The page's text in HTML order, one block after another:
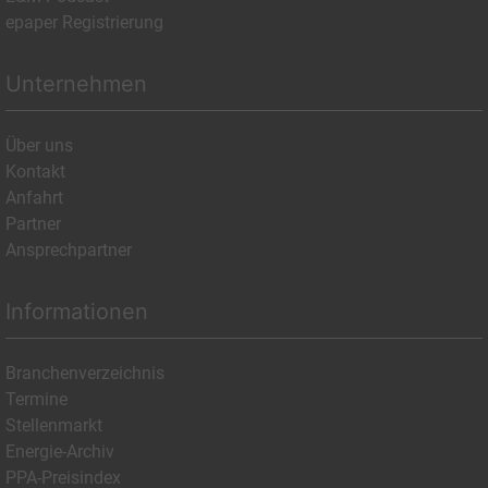
epaper Registrierung
Unternehmen
Über uns
Kontakt
Anfahrt
Partner
Ansprechpartner
Informationen
Branchenverzeichnis
Termine
Stellenmarkt
Energie-Archiv
PPA-Preisindex